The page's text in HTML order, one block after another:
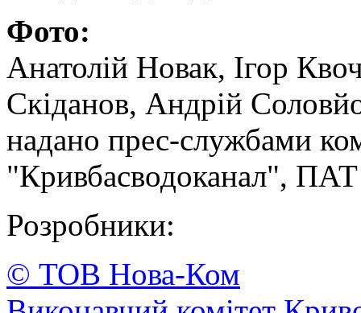
Фото:
Анатолій Новак, Ігор
Скіданов, Андрій
надано прес-службами
"Кривбасводоканал",
Розробники:
© ТОВ Нова-Ком